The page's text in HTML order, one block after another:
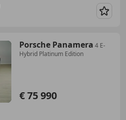
Porsche Panamera 4 E-
Hybrid Platinum Edition
€ 75 990